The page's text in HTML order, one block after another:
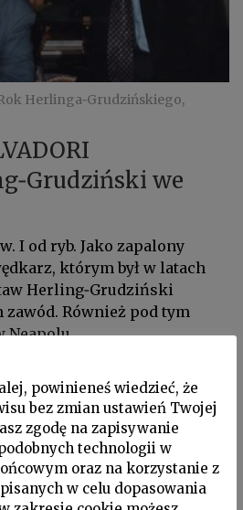
Herlinga‑Grudzińskiego,
we
I od ryb. Jako zapalony
którym był w latach
Herling‑Grudziński
zawód. Również pod tym
Neapolu...
powinieneś wiedzieć, że
bez zmian ustawień Twojej
zgodę na zapisywanie
technologii w
oraz na korzystanie z
w celu dopasowania